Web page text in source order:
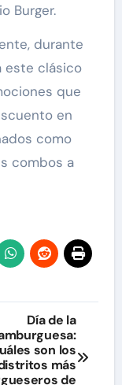
Burger.
durante
este clásico
que
en
como
combos a
Día de la
son los
más
de